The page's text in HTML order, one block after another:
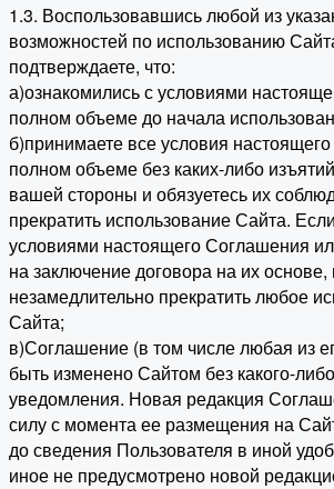
1.3. Воспользовавшись любой из
возможностей по использованию
подтверждаете, что:
а)ознакомились с условиями
полном объеме до начала
б)принимаете все условия
полном объеме без каких-либо
вашей стороны и обязуетесь их
прекратить использование Сайта.
условиями настоящего Соглашения
на заключение договора на их основе,
незамедлительно прекратить любое
Сайта;
в)Соглашение (в том числе любая из
быть изменено Сайтом без какого-
уведомления. Новая редакция
силу с момента ее размещения на
до сведения Пользователя в иной
иное не предусмотрено новой